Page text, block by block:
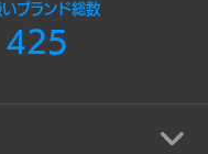
ブランド総数
425